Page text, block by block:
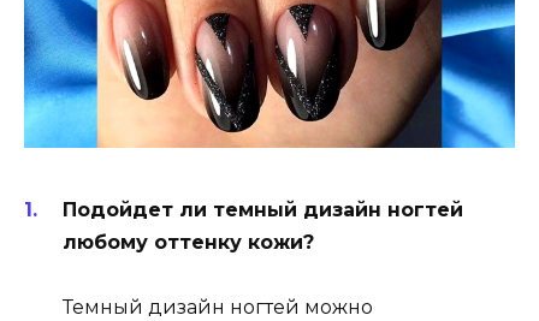
Подойдет ли темный дизайн ногтей
любому оттенку кожи?
Темный дизайн ногтей можно